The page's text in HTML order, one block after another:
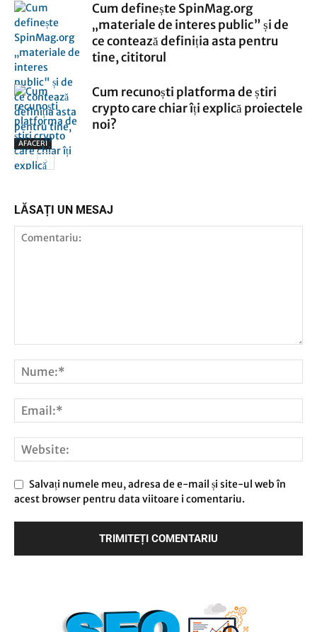
AFACERI
Cum definește SpinMag.org
„materiale de interes public” și de
ce contează definiția asta pentru
tine, cititorul
Cum recunoști platforma de știri
crypto care chiar îți explică proiectele
noi?
LĂSAȚI UN MESAJ
Salvați numele meu, adresa de e-mail și site-ul web în
acest browser pentru data viitoare i comentariu.